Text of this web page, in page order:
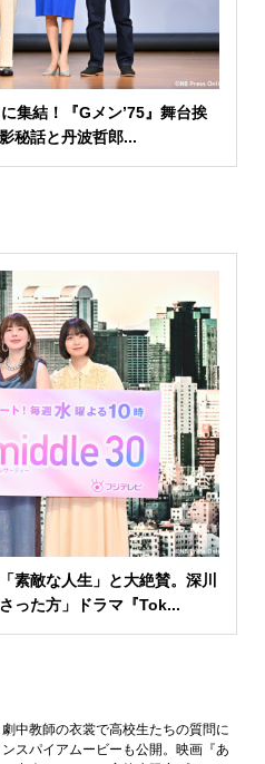
集結！『Gメン’75』舞台挨
秘話と丹波哲郎...
素敵な人生」と大絶賛。深川
った方」ドラマ『Tok...
中教師の衣裳で高校生たちの質問に
スパイアムービーも公開。映画『あ